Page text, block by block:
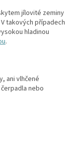
jílovité zeminy
takových případech
hladinou
.
ani vlhčené
nebo